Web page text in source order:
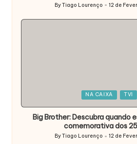
Posted
by
ByTiago Lourenço 12 de
NA CAIXA TVI
Big Brother: Descubra quando
comemorativa dos
Posted
ByTiago Lourenço 12 de